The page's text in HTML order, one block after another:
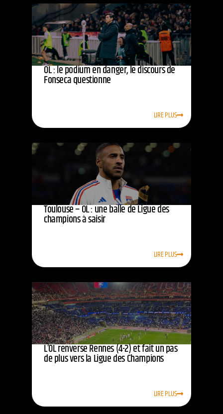
OL : le podium en danger, le discours de
Fonseca questionne
LIRE PLUS
Toulouse – OL : une balle de Ligue des
champions à saisir
LIRE PLUS
L’OL renverse Rennes (4-2) et fait un pas
de plus vers la Ligue des Champions
LIRE PLUS